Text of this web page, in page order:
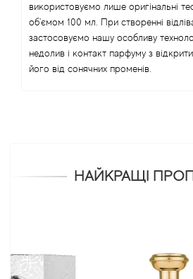
використовуємо лише оригінальні
об'ємом 100 мл. При створенні
застосовуємо нашу особливу
недолив і контакт парфуму з
його від сонячних променів.
НАЙКРАЩІ